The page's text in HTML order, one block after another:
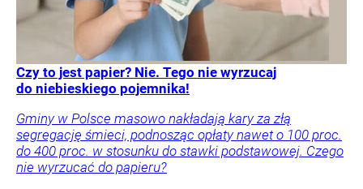
Czy to jest papier? Nie. Tego nie wyrzucaj
do niebieskiego pojemnika!
Gminy w Polsce masowo nakładają kary za złą
segregację śmieci, podnosząc opłaty nawet o 100 proc.
do 400 proc. w stosunku do stawki podstawowej. Czego
nie wyrzucać do papieru?